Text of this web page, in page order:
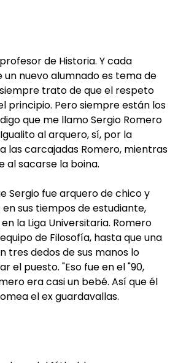
de Historia. Y cada
nuevo alumnado es tema de
trato de que el respeto
principio. Pero siempre están los
que me llamo Sergio Romero
al arquero, sí, por la
las carcajadas Romero, mientras
al sacarse la boina.
Sergio fue arquero de chico y
sus tiempos de estudiante,
la Liga Universitaria. Romero
de Filosofía, hasta que una
tres dedos de sus manos lo
el puesto. "Eso fue en el "90,
era casi un bebé. Así que él
el ex guardavallas.